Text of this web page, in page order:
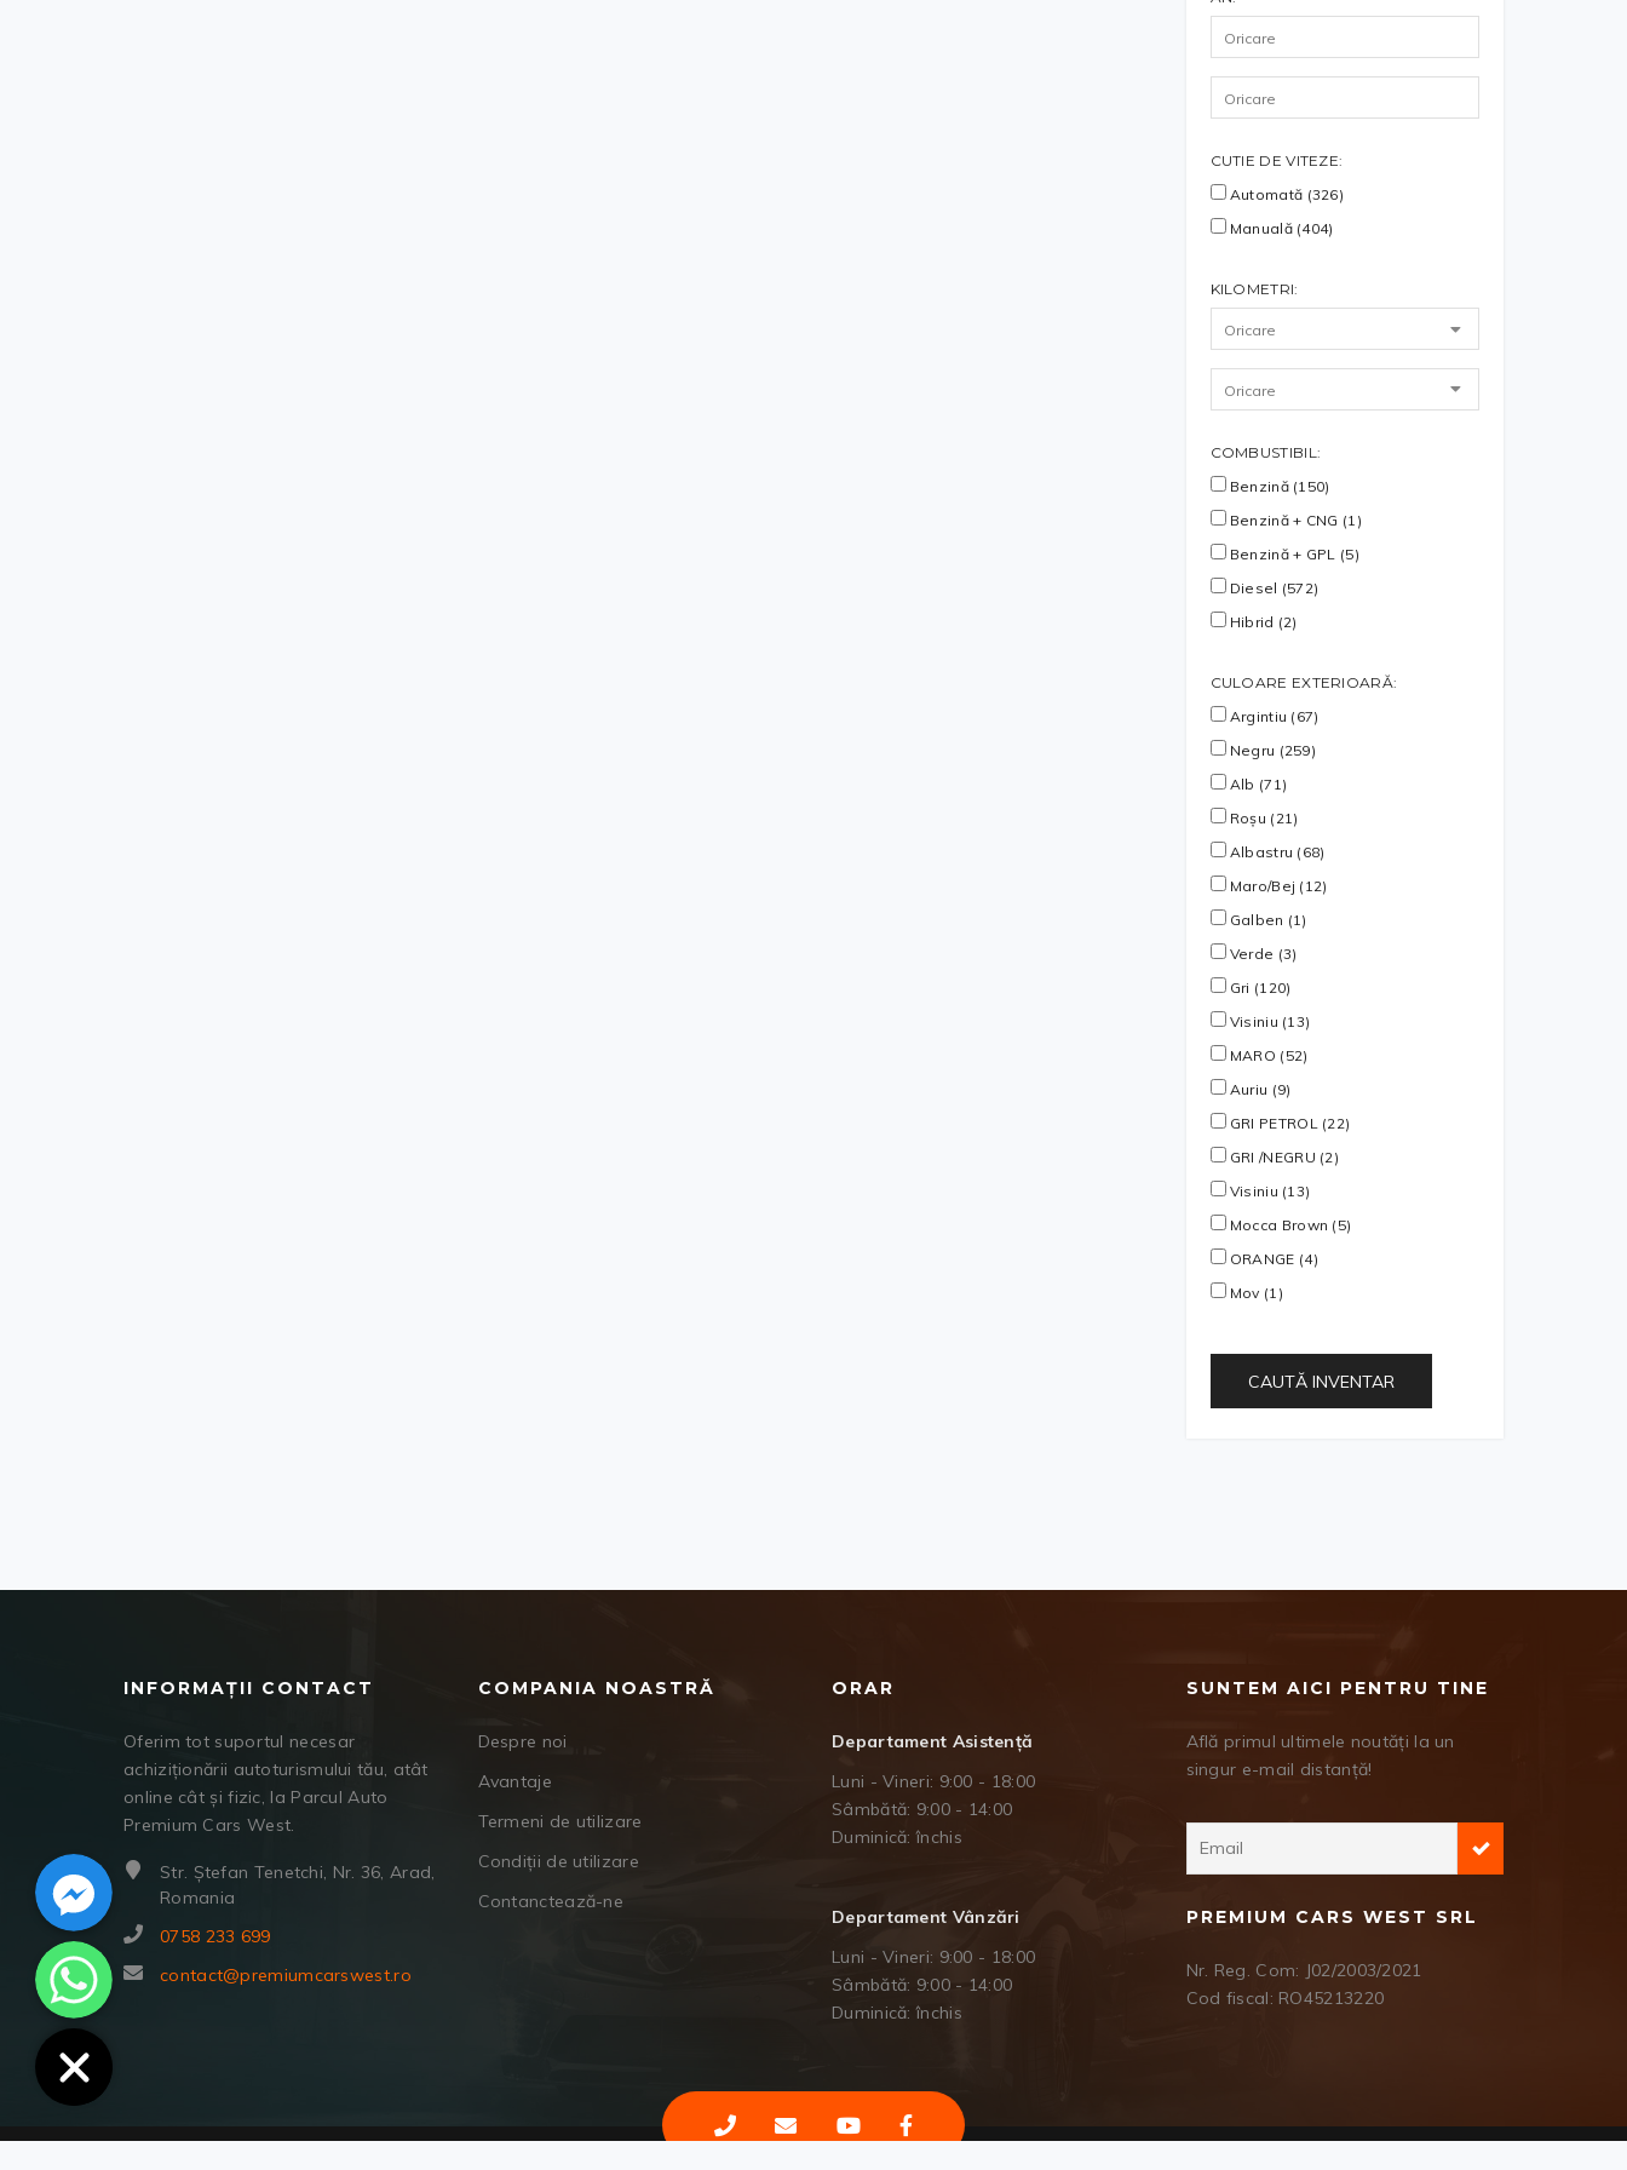
CUTIE DE VITEZE:
Automată (326)
Manuală (404)
KILOMETRI:
COMBUSTIBIL:
Benzină (150)
Benzină + CNG (1)
Benzină + GPL (5)
Diesel (572)
Hibrid (2)
CULOARE EXTERIOARĂ:
Argintiu (67)
Negru (259)
Alb (71)
Roșu (21)
Albastru (68)
Maro/Bej (12)
Galben (1)
Verde (3)
Gri (120)
Visiniu (13)
MARO (52)
Auriu (9)
GRI PETROL (22)
GRI /NEGRU (2)
Visiniu (13)
Mocca Brown (5)
ORANGE (4)
Mov (1)
CAUTĂ INVENTAR
INFORMAȚII CONTACT
Oferim tot suportul necesar
achiziționării autoturismului tău, atât
online cât și fizic, la Parcul Auto
Premium Cars West.
Str. Ștefan Tenetchi, Nr. 36, Arad,
Romania
0758 233 699
contact@premiumcarswest.ro
COMPANIA NOASTRĂ
Despre noi
Avantaje
Termeni de utilizare
Condiții de utilizare
Contanctează-ne
ORAR
Departament Asistență
Luni - Vineri: 9:00 - 18:00
Sâmbătă: 9:00 - 14:00
Duminică: închis
Departament Vânzări
Luni - Vineri: 9:00 - 18:00
Sâmbătă: 9:00 - 14:00
Duminică: închis
SUNTEM AICI PENTRU TINE
Află primul ultimele noutăți la un
singur e-mail distanță!
PREMIUM CARS WEST SRL
Nr. Reg. Com: J02/2003/2021
Cod fiscal: RO45213220
Facebook Messenger
WhatsApp